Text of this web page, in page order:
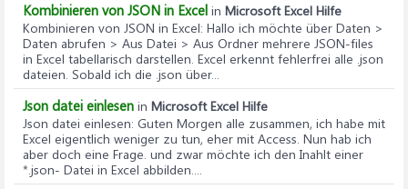
Kombinieren von JSON in Excel in Microsoft Excel Hilfe
Kombinieren von JSON in Excel: Hallo ich möchte über Daten >
Daten abrufen > Aus Datei > Aus Ordner mehrere JSON-files
in Excel tabellarisch darstellen. Excel erkennt fehlerfrei alle .json
dateien. Sobald ich die .json über...
Json datei einlesen in Microsoft Excel Hilfe
Json datei einlesen: Guten Morgen alle zusammen, ich habe mit
Excel eigentlich weniger zu tun, eher mit Access. Nun hab ich
aber doch eine Frage. und zwar möchte ich den Inahlt einer
*.json- Datei in Excel abbilden....